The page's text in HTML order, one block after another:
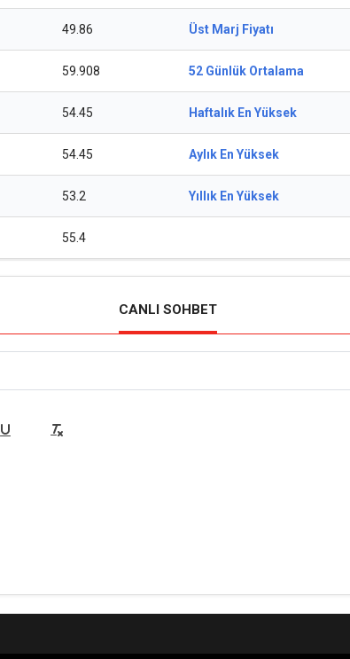
49.86 Üst Marj Fiyatı
59.908 52 Günlük Ortalama
54.45 Haftalık En Yüksek
54.45 Aylık En Yüksek
53.2 Yıllık En Yüksek
55.4
CANLI SOHBET